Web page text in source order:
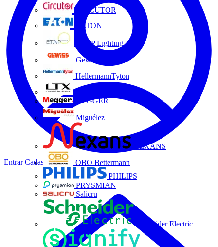
CIRCUTOR
EATON
ETAP Lighting
Gewiss
HellermannTyton
MEGGER
Miguélez
NEXANS
OBO Bettermann
PHILIPS
PRYSMIAN
Salicru
Schneider Electric
EntrarCadastrar